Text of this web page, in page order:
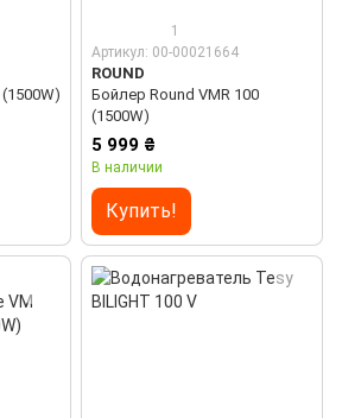
1
Артикул: 00-00021664
ROUND
Бойлер Round VMR 100
(1500W)
5 999 ₴
В наличии
Купить!